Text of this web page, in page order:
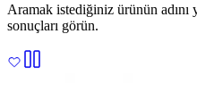
Aramak istediğiniz ürünün adını
sonuçları görün.